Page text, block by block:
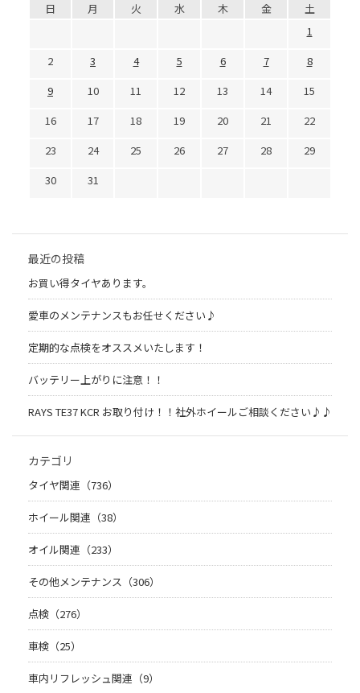
日 月 火 水 木 金
土
1
2
3 4 5 6 7
8
9
10 11 12 13 14
15
16
17 18 19 20 21
22
23
24 25 26 27 28
29
30
31
最近の投稿
お買い得タイヤあります。
愛車のメンテナンスもお任せください♪
定期的な点検をオススメいたします！
バッテリー上がりに注意！！
RAYS TE37 KCR お取り付け！！社外ホイールご相談ください♪♪
カテゴリ
タイヤ関連（736）
ホイール関連（38）
オイル関連（233）
その他メンテナンス（306）
点検（276）
車検（25）
車内リフレッシュ関連（9）